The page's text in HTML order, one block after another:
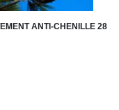
ANTI-CHENILLE 28